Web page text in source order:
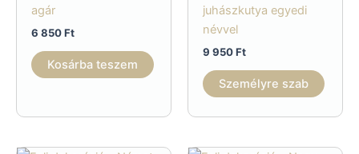
agár
6 850Ft
Kosárba teszem
juhászkutya egyedi
névvel
9 950Ft
Személyre szab